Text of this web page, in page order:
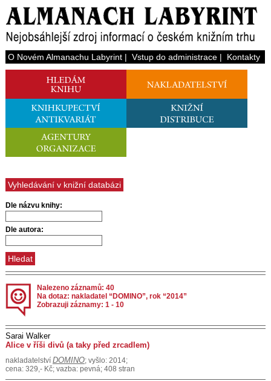
O Novém Almanachu Labyrint| Vstup do administrace| Kontakty
Vyhledávání v knižní databázi
Dle názvu knihy:
Dle autora:
Nalezeno záznamů: 40
Na dotaz: nakladatel “DOMINO”, rok “2014”
Zobrazuji záznamy: 1 - 10
Sarai Walker
Alice v říši divů (a taky před zrcadlem)
nakladatelství DOMINO; vyšlo: 2014;
cena: 329,- Kč; vazba: pevná; 408 stran